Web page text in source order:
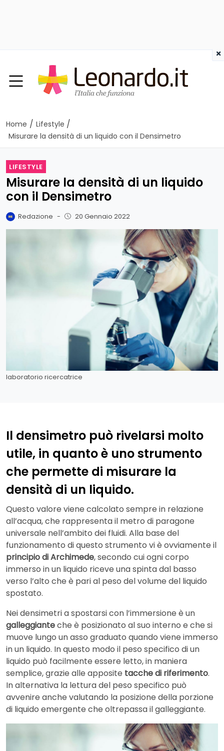
Home / Lifestyle /
Misurare la densità di un liquido con il Densimetro
LIFESTYLE
Misurare la densità di un liquido
con il Densimetro
Redazione - 20 Gennaio 2022
laboratorio ricercatrice
Il densimetro può rivelarsi molto
utile, in quanto è uno strumento
che permette di misurare la
densità di un liquido.
Questo valore viene calcolato sempre in relazione
all’acqua, che rappresenta il metro di paragone
universale nell’ambito dei fluidi. Alla base del
funzionamento di questo strumento vi è ovviamente il
principio di Archimede, secondo cui ogni corpo
immerso in un liquido riceve una spinta dal basso
verso l’alto che è pari al peso del volume del liquido
spostato.
Nei densimetri a spostarsi con l’immersione è un
galleggianteche è posizionato al suo interno e che si
muove lungo un asso graduato quando viene immerso
in un liquido. In questo modo il peso specifico di un
liquido può facilmente essere letto, in maniera
semplice, grazie alle apposite tacche di riferimento.
In alternativa la lettura del peso specifico può
avvenire anche valutando la posizione della porzione
di liquido emergente che oltrepassa il galleggiante.
×